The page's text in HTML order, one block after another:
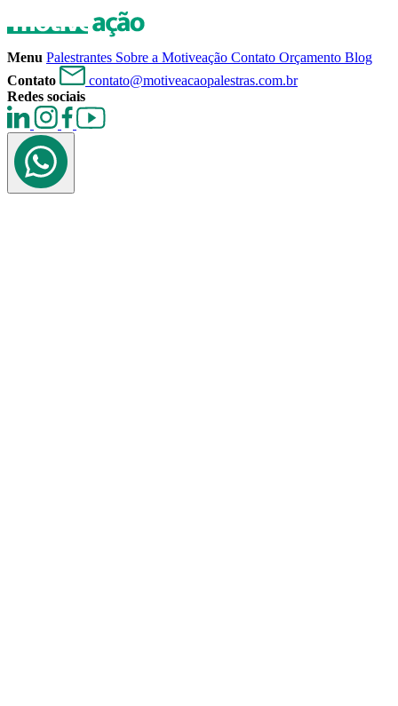
Menu Palestrantes Sobre a Motiveação Contato Orçamento Blog
Contato
contato@motiveacaopalestras.com.br
Redes sociais